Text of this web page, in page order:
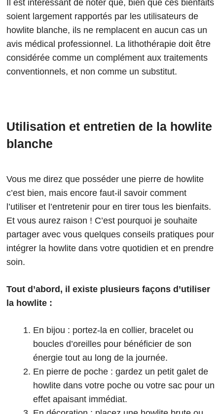
Il est intéressant de noter que, bien que ces bienfaits
soient largement rapportés par les utilisateurs de
howlite blanche, ils ne remplacent en aucun cas un
avis médical professionnel. La lithothérapie doit être
considérée comme un complément aux traitements
conventionnels, et non comme un substitut.
Utilisation et entretien de la howlite
blanche
Vous me direz que posséder une pierre de howlite
c’est bien, mais encore faut-il savoir comment
l’utiliser et l’entretenir pour en tirer tous les bienfaits.
Et vous aurez raison ! C’est pourquoi je souhaite
partager avec vous quelques conseils pratiques pour
intégrer la howlite dans votre quotidien et en prendre
soin.
Tout d’abord, il existe plusieurs façons d’utiliser
la howlite :
En bijou : portez-la en collier, bracelet ou
boucles d’oreilles pour bénéficier de son
énergie tout au long de la journée.
En pierre de poche : gardez un petit galet de
howlite dans votre poche ou votre sac pour un
effet apaisant immédiat.